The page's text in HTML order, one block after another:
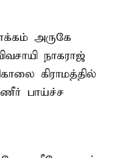
அருகே
நாகராஜ்
கிராமத்தில்
பாய்ச்ச